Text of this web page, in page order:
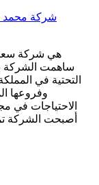
ساهمت الشركة
التحتية في
وفروعها
الاحتياجات في
أصبحت الشركة